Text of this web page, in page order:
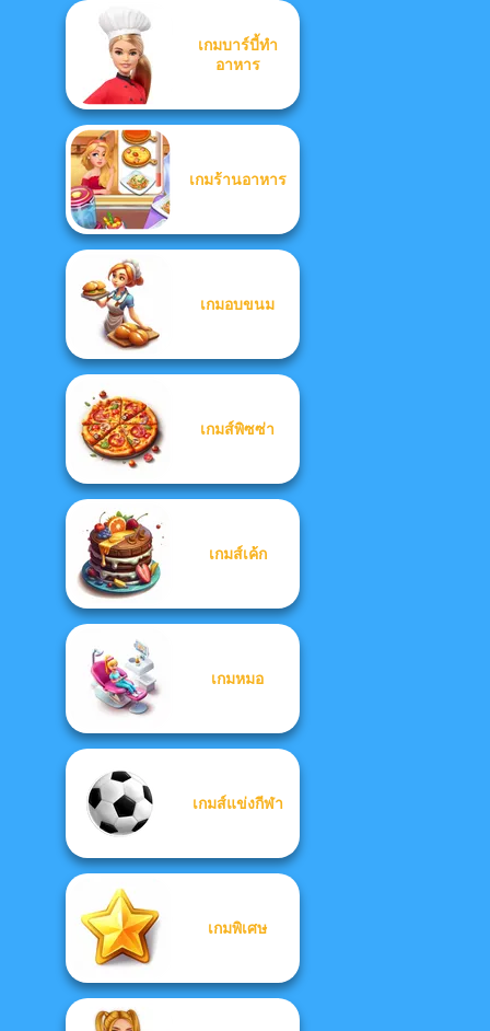
เกมบาร์บี้ทำ
อาหาร
เกมร้านอาหาร
เกมอบขนม
เกมส์พิซซ่า
เกมส์เค้ก
เกมหมอ
เกมส์แข่งกีฬา
เกมพิเศษ